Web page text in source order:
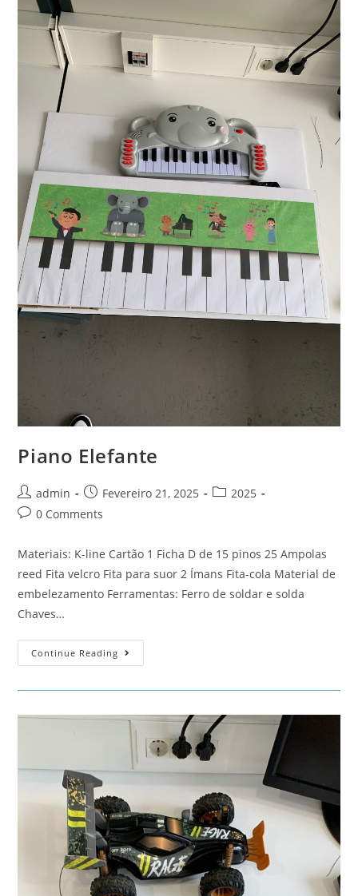
Piano Elefante
Post
author:
admin
Post
published:
Fevereiro 21, 2025
Post2025
Post0 Comments
Materiais: K-line Cartão 1 Ficha D de 15 pinos 25 Ampolas
reed Fita velcro Fita para suor 2 Ímans Fita-cola Material de
embelezamento Ferramentas: Ferro de soldar e solda
Chaves…
Continue Reading Piano
Elefante